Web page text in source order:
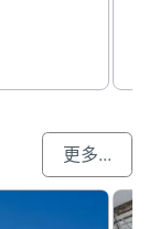
更多...